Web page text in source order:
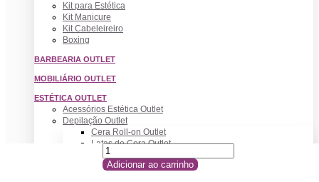
Kit para Estética
Kit Manicure
Kit Cabeleireiro
Boxing
BARBEARIA OUTLET
MOBILIÁRIO OUTLET
ESTÉTICA OUTLET
Acessórios Estética Outlet
Depilação Outlet
Cera Roll-on Outlet
Latas de Cera Outlet
Complementos Depilação
Adicionar ao carrinho